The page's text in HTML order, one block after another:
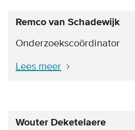
Remco van Schadewijk
Onderzoekscoördinator
Lees meer
Wouter Deketelaere